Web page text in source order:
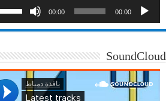
00:00
00:00
SoundCloud